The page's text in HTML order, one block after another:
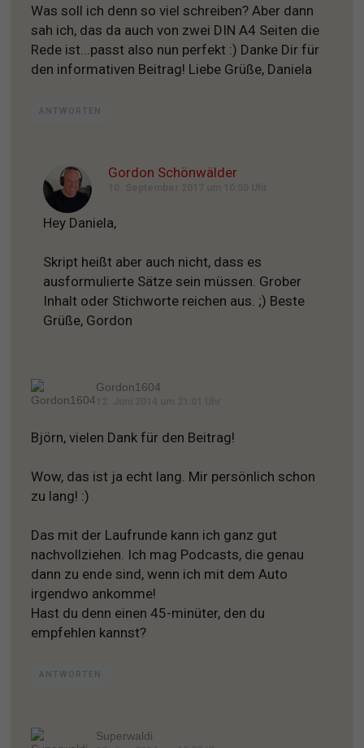
Was soll ich denn so viel schreiben? Aber dann
sah ich, das da auch von zwei DIN A4 Seiten die
Rede ist...passt also nun perfekt :) Danke Dir für
den informativen Beitrag! Liebe Grüße, Daniela
ANTWORTEN
Gordon Schönwälder
Hey Daniela,
Skript heißt aber auch nicht, dass es
ausformulierte Sätze sein müssen. Grober
Inhalt oder Stichworte reichen aus. ;) Beste
Grüße, Gordon
Gordon1604
Björn, vielen Dank für den Beitrag!
Wow, das ist ja echt lang. Mir persönlich schon
zu lang! :)
Das mit der Laufrunde kann ich ganz gut
nachvollziehen. Ich mag Podcasts, die genau
dann zu ende sind, wenn ich mit dem Auto
irgendwo ankomme!
Hast du denn einen 45-minüter, den du
empfehlen kannst?
ANTWORTEN
Superwaldi